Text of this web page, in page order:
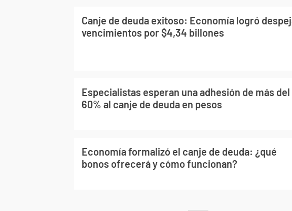
Canje de deuda exitoso: Economía logró
vencimientos por $4,34 billones
Especialistas esperan una adhesión de más del
60% al canje de deuda en pesos
Economía formalizó el canje de deuda: ¿qué
bonos ofrecerá y cómo funcionan?